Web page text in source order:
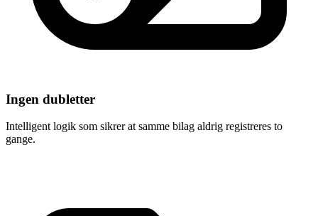
Ingen dubletter
Intelligent logik som sikrer at samme bilag aldrig registreres to
gange.